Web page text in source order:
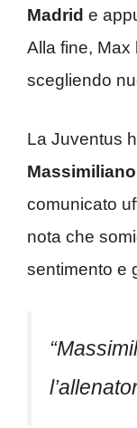
Madrid e
Alla fine, Max
scegliendo
La Juventus
comunicato
nota che
sentimento e